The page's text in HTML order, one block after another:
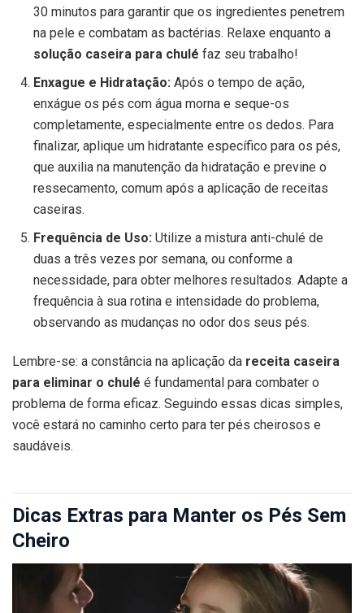
30 minutos para garantir que os ingredientes penetrem
na pele e combatam as bactérias. Relaxe enquanto a
solução caseira para chulé faz seu trabalho!
Enxague e Hidratação:Após o tempo de ação,
enxágue os pés com água morna e seque-os
completamente, especialmente entre os dedos. Para
finalizar, aplique um hidratante específico para os pés,
que auxilia na manutenção da hidratação e previne o
ressecamento, comum após a aplicação de receitas
caseiras.
Frequência de Uso:Utilize a mistura anti-chulé de
duas a três vezes por semana, ou conforme a
necessidade, para obter melhores resultados. Adapte a
frequência à sua rotina e intensidade do problema,
observando as mudanças no odor dos seus pés.
Lembre-se: a constância na aplicação da receita caseira
para eliminar o chulé é fundamental para combater o
problema de forma eficaz. Seguindo essas dicas simples,
você estará no caminho certo para ter pés cheirosos e
saudáveis.
Dicas Extras para Manter os Pés Sem
Cheiro